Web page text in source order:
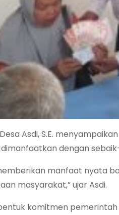
Asdi, S.E.
dengan
manfaat nyata
masyarakat,” ujar Asdi.
komitmen